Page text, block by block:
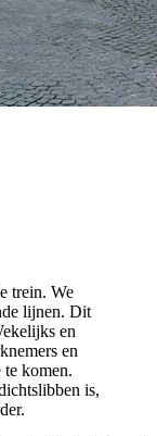
trein. We
lijnen. Dit
en
en
te komen.
is,